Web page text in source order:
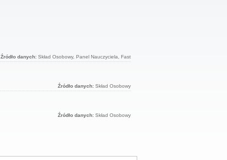
Źródło danych: Skład Osobowy, Panel Nauczyciela, Fast
Źródło danych: Skład Osobowy
Źródło danych: Skład Osobowy